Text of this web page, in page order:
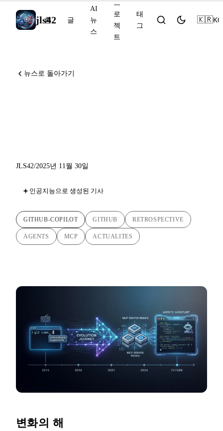
jls42
홈 글
AI
뉴
스
프
로
젝
트
태
그
🇰🇷KO
뉴스로 돌아가기
JLS42/2025년 11월 30일
인공지능으로 생성된 기사
GITHUB-COPILOT GITHUB RETROSPECTIVE
AGENTS MCP ACTUALITES
변화의 해